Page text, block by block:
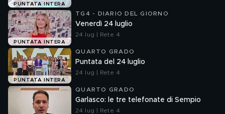
PUNTATA INTERA
PUNTATA INTERA
TG4 - DIARIO DEL GIORNO
Venerdì 24 luglio
24 lug | Rete 4
PUNTATA INTERA
QUARTO GRADO
Puntata del 24 luglio
24 lug | Rete 4
QUARTO GRADO
Garlasco: le tre telefonate di Sempio
24 lug | Rete 4